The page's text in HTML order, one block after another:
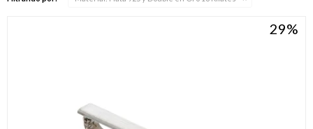
29
Día de la Secretaria